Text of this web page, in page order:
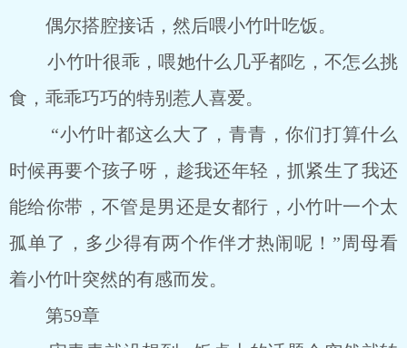
偶尔搭腔接话，然后喂小竹叶吃饭。
小竹叶很乖，喂她什么几乎都吃，不怎么挑
食，乖乖巧巧的特别惹人喜爱。
“小竹叶都这么大了，青青，你们打算什么
时候再要个孩子呀，趁我还年轻，抓紧生了我还
能给你带，不管是男还是女都行，小竹叶一个太
孤单了，多少得有两个作伴才热闹呢！”周母看
着小竹叶突然的有感而发。
第59章